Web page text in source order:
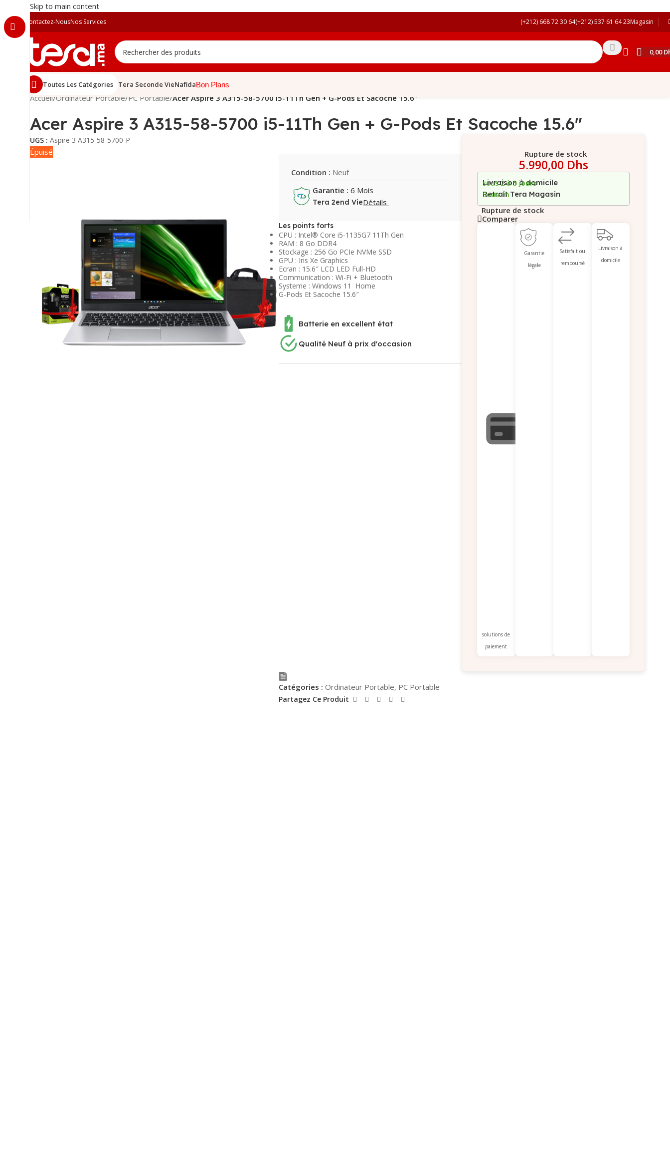
Skip to main content
Contactez-NousNos Services (+212) 668 72 30 64(+212) 537 61 64 23Magasin
0,00
Toutes Les Catégories Tera Seconde VieNafidaBon Plans
Accueil/Ordinateur Portable/PC Portable/Acer Aspire 3 A315-58-5700 i5-11Th Gen + G-Pods Et Sacoche 15.6″
Acer Aspire 3 A315-58-5700 i5-11Th Gen + G-Pods Et Sacoche 15.6″
UGS : Aspire 3 A315-58-5700-P
Épuisé
Condition : Neuf
Garantie : 6 Mois
Tera 2end VieDétails
Les points forts
CPU : Intel® Core i5-1135G7 11Th Gen
RAM : 8 Go DDR4
Stockage : 256 Go PCIe NVMe SSD
GPU : Iris Xe Graphics
Ecran : 15.6″ LCD LED Full-HD
Communication : Wi-Fi + Bluetooth
Systeme : Windows 11 Home
G-Pods Et Sacoche 15.6″
Batterie en excellent état
Qualité Neuf à prix d'occasion
Rupture de stock
5.990,00 Dhs
Livraison à domicile
sous 2 à 5 jours
Retrait Tera Magasin
Sous 1h
Rupture de stock
Comparer
solutions de
paiement
Garantie
légale
Satisfait ou
remboursé
Livraison à
domicile
Catégories : Ordinateur Portable, PC Portable
Partagez Ce Produit